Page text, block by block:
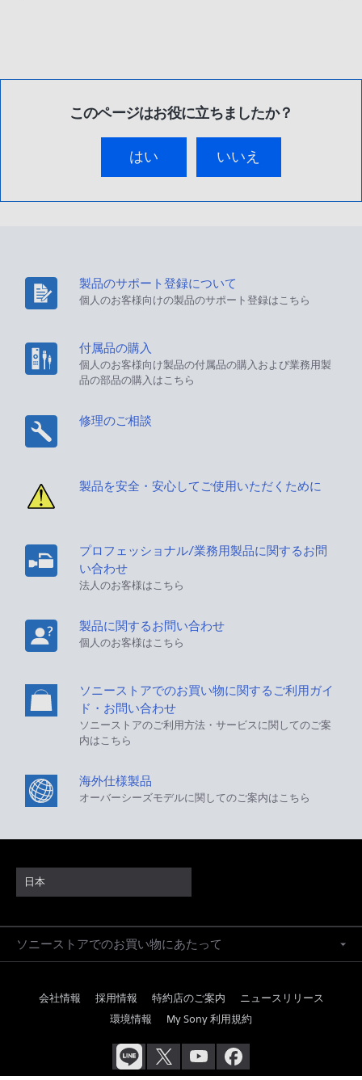
このページはお役に立ちましたか？
はい いいえ
製品のサポート登録について
個人のお客様向けの製品のサポート登録はこちら
付属品の購入
個人のお客様向け製品の付属品の購入および業務用製
品の部品の購入はこちら
修理のご相談
製品を安全・安心してご使用いただくために
プロフェッショナル/業務用製品に関するお問
い合わせ
法人のお客様はこちら
製品に関するお問い合わせ
個人のお客様はこちら
ソニーストアでのお買い物に関するご利用ガイ
ド・お問い合わせ
ソニーストアのご利用方法・サービスに関してのご案
内はこちら
海外仕様製品
オーバーシーズモデルに関してのご案内はこちら
日本
ソニーストアでのお買い物にあたって
会社情報 採用情報 特約店のご案内
ニュースリリース
環境情報
My Sony 利用規約